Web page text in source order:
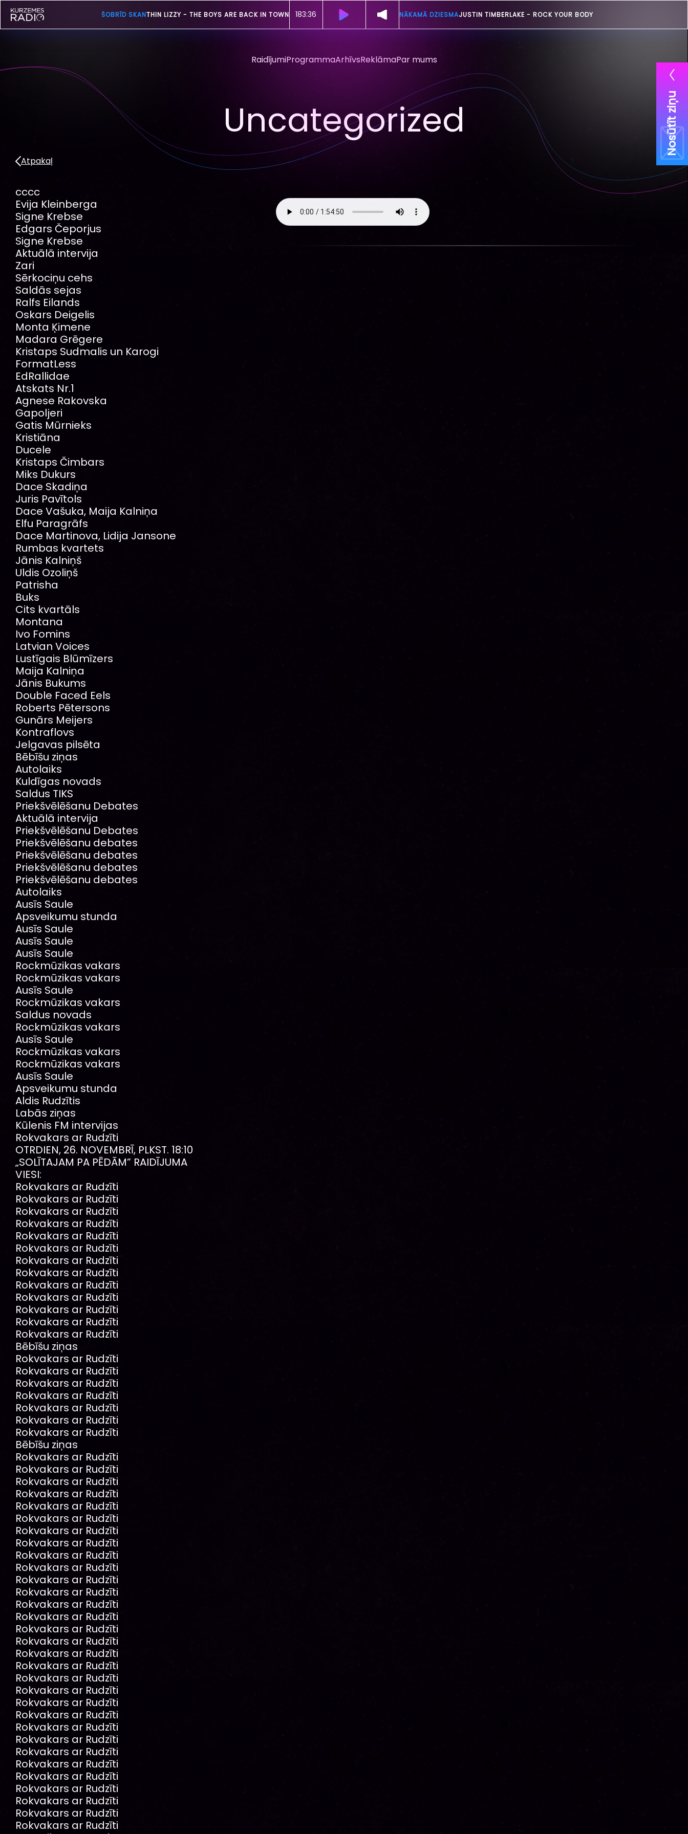
ŠOBRĪD SKANTHIN LIZZY - THE BOYS ARE BACK IN TOWN 183:30 NĀKAMĀ DZIESMAJUSTIN TIMBERLAKE - ROCK YOUR BODY
RaidījumiProgrammaArhīvsReklāmaPar mums
Nosūtīt ziņu
Uncategorized
Atpakaļ
cccc
Evija Kleinberga
Signe Krebse
Edgars Čeporjus
Signe Krebse
Aktuālā intervija
Zari
Sērkociņu cehs
Saldās sejas
Ralfs Eilands
Oskars Deigelis
Monta Ķimene
Madara Grēgere
Kristaps Sudmalis un Karogi
FormatLess
EdRallidae
Atskats Nr.1
Agnese Rakovska
Gapoljeri
Gatis Mūrnieks
Kristiāna
Ducele
Kristaps Čimbars
Miks Dukurs
Dace Skadiņa
Juris Pavītols
Dace Vašuka, Maija Kalniņa
Elfu Paragrāfs
Dace Martinova, Lidija Jansone
Rumbas kvartets
Jānis Kalniņš
Uldis Ozoliņš
Patrisha
Buks
Cits kvartāls
Montana
Ivo Fomins
Latvian Voices
Lustīgais Blūmīzers
Maija Kalniņa
Jānis Bukums
Double Faced Eels
Roberts Pētersons
Gunārs Meijers
Kontraflovs
Jelgavas pilsēta
Bēbīšu ziņas
Autolaiks
Kuldīgas novads
Saldus TIKS
Priekšvēlēšanu Debates
Aktuālā intervija
Priekšvēlēšanu Debates
Priekšvēlēšanu debates
Priekšvēlēšanu debates
Priekšvēlēšanu debates
Priekšvēlēšanu debates
Autolaiks
Ausīs Saule
Apsveikumu stunda
Ausīs Saule
Ausīs Saule
Ausīs Saule
Rockmūzikas vakars
Rockmūzikas vakars
Ausīs Saule
Rockmūzikas vakars
Saldus novads
Rockmūzikas vakars
Ausīs Saule
Rockmūzikas vakars
Rockmūzikas vakars
Ausīs Saule
Apsveikumu stunda
Aldis Rudzītis
Labās ziņas
Kūlenis FM intervijas
Rokvakars ar Rudzīti
OTRDIEN, 26. NOVEMBRĪ, PLKST. 18:10
„SOLĪTAJAM PA PĒDĀM” RAIDĪJUMA
VIESI:
Rokvakars ar Rudzīti
Rokvakars ar Rudzīti
Rokvakars ar Rudzīti
Rokvakars ar Rudzīti
Rokvakars ar Rudzīti
Rokvakars ar Rudzīti
Rokvakars ar Rudzīti
Rokvakars ar Rudzīti
Rokvakars ar Rudzīti
Rokvakars ar Rudzīti
Rokvakars ar Rudzīti
Rokvakars ar Rudzīti
Rokvakars ar Rudzīti
Bēbīšu ziņas
Rokvakars ar Rudzīti
Rokvakars ar Rudzīti
Rokvakars ar Rudzīti
Rokvakars ar Rudzīti
Rokvakars ar Rudzīti
Rokvakars ar Rudzīti
Rokvakars ar Rudzīti
Bēbīšu ziņas
Rokvakars ar Rudzīti
Rokvakars ar Rudzīti
Rokvakars ar Rudzīti
Rokvakars ar Rudzīti
Rokvakars ar Rudzīti
Rokvakars ar Rudzīti
Rokvakars ar Rudzīti
Rokvakars ar Rudzīti
Rokvakars ar Rudzīti
Rokvakars ar Rudzīti
Rokvakars ar Rudzīti
Rokvakars ar Rudzīti
Rokvakars ar Rudzīti
Rokvakars ar Rudzīti
Rokvakars ar Rudzīti
Rokvakars ar Rudzīti
Rokvakars ar Rudzīti
Rokvakars ar Rudzīti
Rokvakars ar Rudzīti
Rokvakars ar Rudzīti
Rokvakars ar Rudzīti
Rokvakars ar Rudzīti
Rokvakars ar Rudzīti
Rokvakars ar Rudzīti
Rokvakars ar Rudzīti
Rokvakars ar Rudzīti
Rokvakars ar Rudzīti
Rokvakars ar Rudzīti
Rokvakars ar Rudzīti
Rokvakars ar Rudzīti
Rokvakars ar Rudzīti